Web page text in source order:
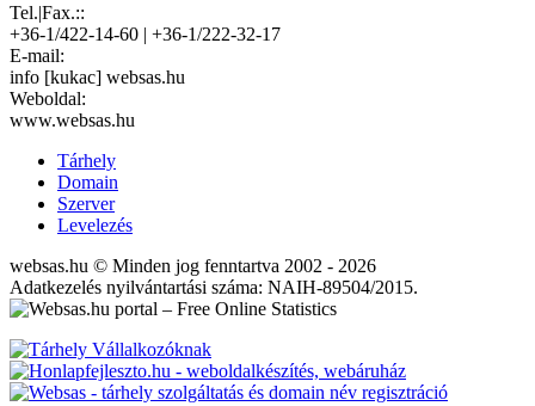
Tel.|Fax.::
+36-1/422-14-60 | +36-1/222-32-17
E-mail:
info [kukac] websas.hu
Weboldal:
www.websas.hu
Tárhely
Domain
Szerver
Levelezés
websas.hu © Minden jog fenntartva 2002 - 2026
Adatkezelés nyilvántartási száma: NAIH-89504/2015.